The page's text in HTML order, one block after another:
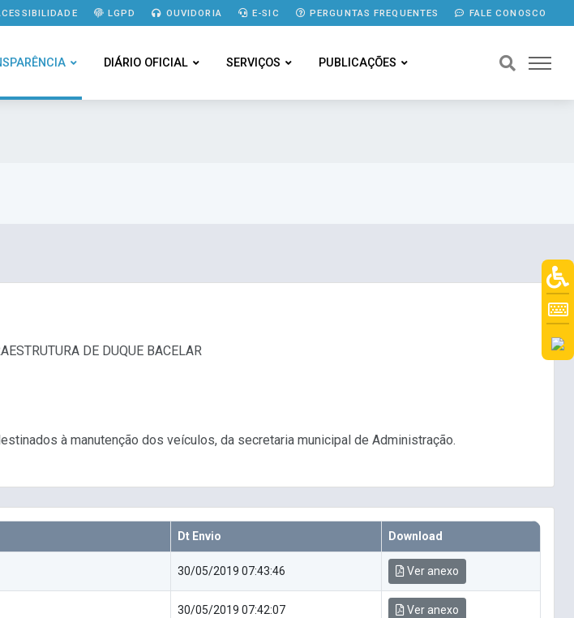
LGPD OUVIDORIA E-SIC PERGUNTAS FREQUENTES FALE CONOSCO
DIÁRIO OFICIAL SERVIÇOS PUBLICAÇÕES
DE DUQUE BACELAR
à manutenção dos veículos, da secretaria municipal de Administração.
Dt Envio Download
30/05/2019 07:43:46 Ver anexo
30/05/2019 07:42:07 Ver anexo